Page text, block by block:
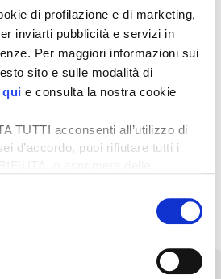
di profilazione e di marketing,
inviarti pubblicità e servizi in
Per maggiori informazioni sui
sito e sulle modalità di
qui e consulta la nostra cookie
TUTTI acconsenti all’utilizzo di
d’accordo, puoi rifiutare tutti i
ACCETTA SELEZIONATI.
alla gestione della mastite.
e dettagli sul programma,
iscrizioni online,cliccare qui
dell'evento